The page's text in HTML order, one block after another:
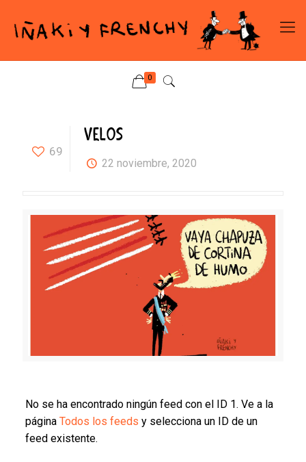
0
69
VELOS
22 noviembre, 2020
No se ha encontrado ningún feed con el ID 1. Ve a la
página Todos los feeds y selecciona un ID de un
feed existente.